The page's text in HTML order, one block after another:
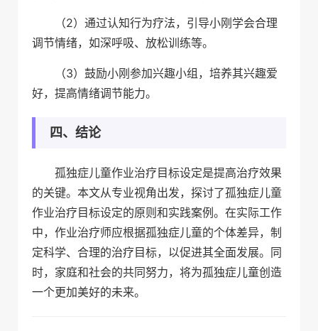
（2）通过认知行为疗法，引导小刚学会合理
调节情绪，如深呼吸、放松训练等。
（3）鼓励小刚参加兴趣小组，培养其兴趣爱
好，提高情绪调节能力。
四、结论
孤独症儿童作业治疗目标设定是提高治疗效果
的关键。本文从专业视角出发，探讨了孤独症儿童
作业治疗目标设定的原则和实践案例。在实际工作
中，作业治疗师应根据孤独症儿童的个体差异，制
定科学、合理的治疗目标，以促进其全面发展。同
时，家庭和社会的共同努力，将为孤独症儿童创造
一个更加美好的未来。